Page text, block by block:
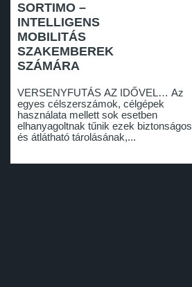
SORTIMO –
INTELLIGENS
MOBILITÁS
SZAKEMBEREK
SZÁMÁRA
VERSENYFUTÁS AZ IDŐVEL… Az
egyes célszerszámok, célgépek
használata mellett sok esetben
elhanyagoltnak tűnik ezek biztonságos
és átlátható tárolásának,...